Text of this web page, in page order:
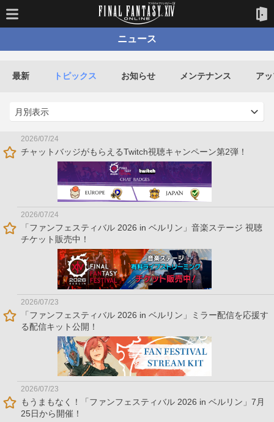
ニュース
最新 トピックス お知らせ メンテナンス ア
2026/07/24
チャットバッジがもらえるTwitch視聴キャンペーン第2弾！
2026/07/24
「ファンフェスティバル 2026 in ベルリン」音楽ステージ 視聴
チケット販売中！
2026/07/23
「ファンフェスティバル 2026 in ベルリン」ミラー配信を応援す
る配信キット公開！
2026/07/23
もうまもなく！「ファンフェスティバル 2026 in ベルリン」7月
25日から開催！